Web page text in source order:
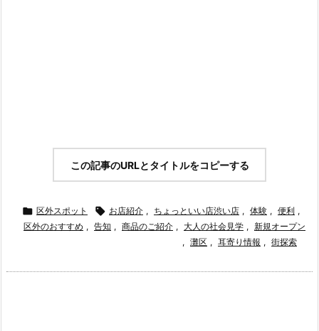
この記事のURLとタイトルをコピーする
 区外スポット  お店紹介 , ちょっといい店渋い店 , 体験 , 便利 ,
区外のおすすめ , 告知 , 商品のご紹介 , 大人の社会見学 , 新規オープン
, 灘区 , 耳寄り情報 , 街探索